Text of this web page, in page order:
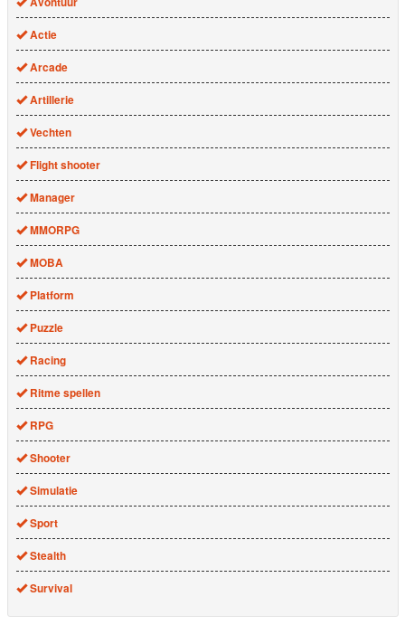
Actie
Arcade
Artillerie
Vechten
Flight shooter
Manager
MMORPG
MOBA
Platform
Puzzle
Racing
Ritme spellen
RPG
Shooter
Simulatie
Sport
Stealth
Survival